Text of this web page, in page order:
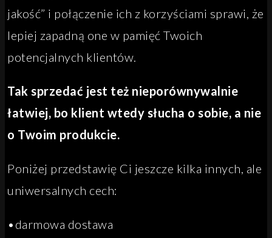
jakość” i połączenie ich z korzyściami sprawi, że
lepiej zapadną one w pamięć Twoich
potencjalnych klientów.
Tak sprzedać jest też nieporównywalnie
łatwiej, bo klient wtedy słucha o sobie, a nie
o Twoim produkcie.
Poniżej przedstawię Ci jeszcze kilka innych, ale
uniwersalnych cech:
•darmowa dostawa